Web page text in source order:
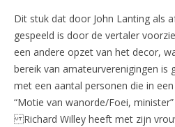
Dit stuk dat door John Lanting als
gespeeld is door de vertaler
een andere opzet van het decor,
bereik van amateurverenigingen is
met een aantal personen die in
“Motie van wanorde/Foei,
Richard Willey heeft met zijn